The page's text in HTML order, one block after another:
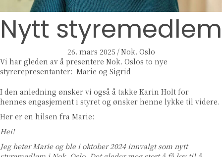
Nytt styremedlem
26. mars 2025 /Nok. Oslo
Vi har gleden av å presentere Nok. Oslos to nye
styrerepresentanter: Marie og Sigrid
I den anledning ønsker vi også å takke Karin Holt for
hennes engasjement i styret og ønsker henne lykke til videre.
Her er en hilsen fra Marie:
Hei!
Jeg heter Marie og ble i oktober 2024 innvalgt som nytt